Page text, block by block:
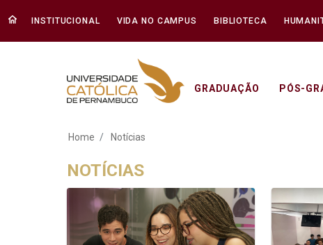
INSTITUCIONAL VIDA NO CAMPUS BIBLIOTECA
GRADUAÇÃO PÓS-
Notícias - Unicap
Home Notícias
NOTÍCIAS